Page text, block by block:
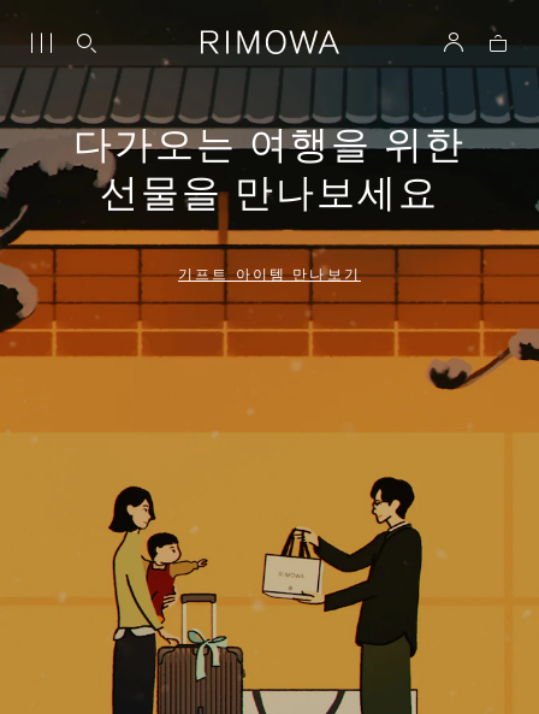
다가오는 여행을 위한
선물을 만나보세요
기프트 아이템 만나보기